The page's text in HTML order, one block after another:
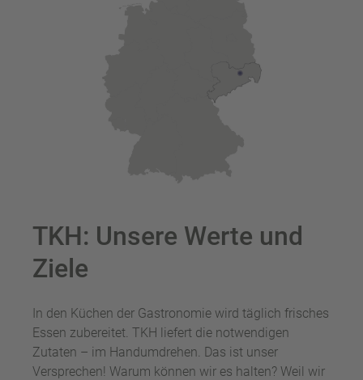
TKH: Unsere Werte und
Ziele
In den Küchen der Gastronomie wird täglich frisches
Essen zubereitet. TKH liefert die notwendigen
Zutaten – im Handumdrehen. Das ist unser
Versprechen! Warum können wir es halten? Weil wir